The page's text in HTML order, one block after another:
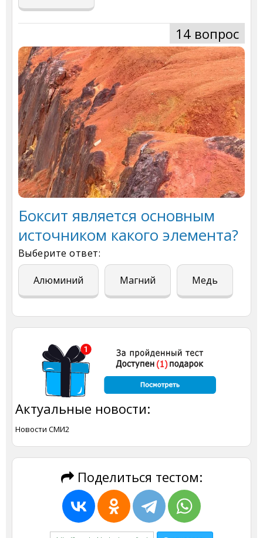
14 вопрос
Боксит является основным
источником какого элемента?
Выберите ответ:
Алюминий Магний Медь
Актуальные новости:
Новости СМИ2
Поделиться тестом: